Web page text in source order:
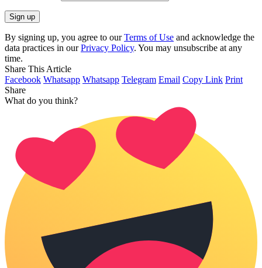
By signing up, you agree to ourTerms of Use and acknowledge the
data practices in ourPrivacy Policy. You may unsubscribe at any
time.
Share This Article
Facebook Whatsapp Whatsapp Telegram Email Copy Link Print
Share
What do you think?